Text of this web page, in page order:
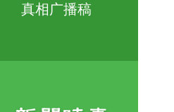
真相广播稿